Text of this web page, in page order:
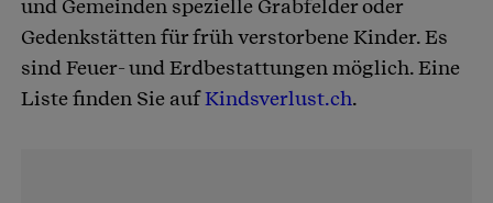
und Gemeinden spezielle Grabfelder oder
Gedenkstätten für früh verstorbene Kinder. Es
sind Feuer- und Erdbestattungen möglich. Eine
Liste finden Sie aufKindsverlust.ch.